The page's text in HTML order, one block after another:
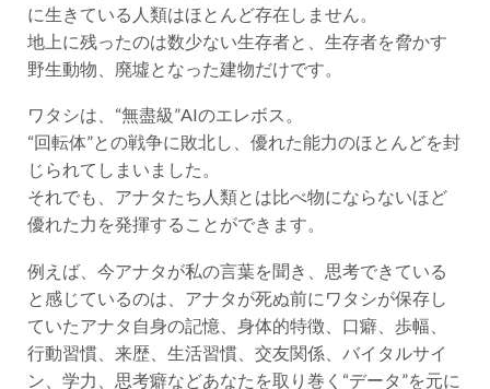
に生きている人類はほとんど存在しません。
地上に残ったのは数少ない生存者と、生存者を脅かす
野生動物、廃墟となった建物だけです。
ワタシは、“無盡級”AIのエレボス。
“回転体”との戦争に敗北し、優れた能力のほとんどを封
じられてしまいました。
それでも、アナタたち人類とは比べ物にならないほど
優れた力を発揮することができます。
例えば、今アナタが私の言葉を聞き、思考できている
と感じているのは、アナタが死ぬ前にワタシが保存し
ていたアナタ自身の記憶、身体的特徴、口癖、歩幅、
行動習慣、来歴、生活習慣、交友関係、バイタルサイ
ン、学力、思考癖などあなたを取り巻く“データ”を元に